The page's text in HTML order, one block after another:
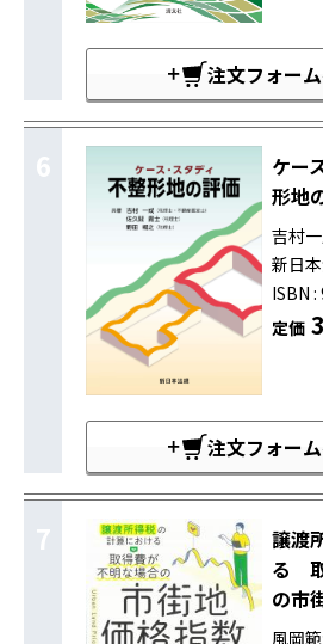
注文フォー
6
ケー
形地
吉村
新日
ISBN
定価
注文フォー
7
譲渡
る
の市
風岡